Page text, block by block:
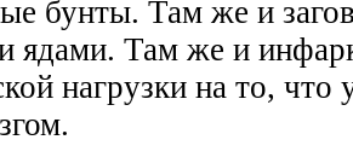
бунты. Там же и
ядами. Там же и
нагрузки на то,